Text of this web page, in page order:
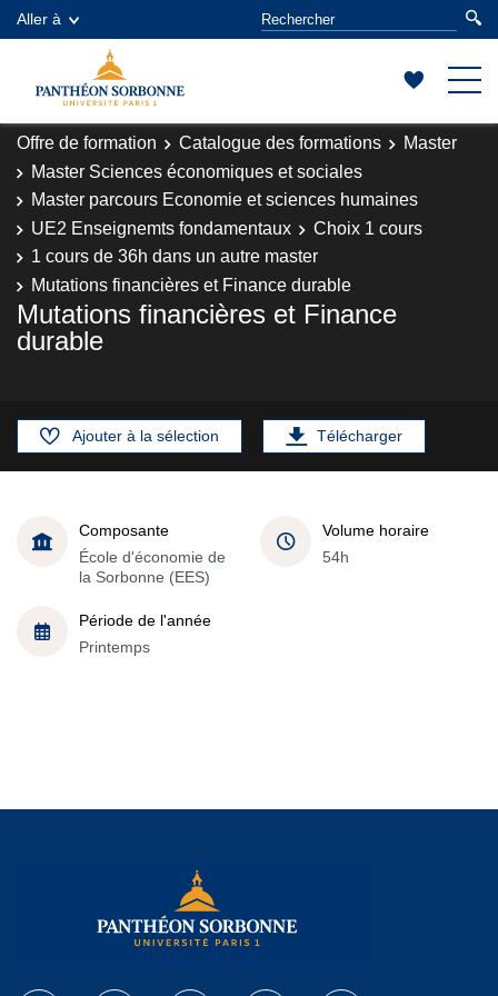
Aller à
Offre de formation Catalogue des formations
Master
Master Sciences économiques et sociales
Master parcours Economie et sciences humaines
UE2 Enseignemts fondamentaux
Choix 1 cours
1 cours de 36h dans un autre master
Mutations financières et Finance durable
Mutations financières et Finance
durable
Ajouter à la sélection Télécharger
Composante
École d'économie de
la Sorbonne (EES)
Volume horaire
54h
Période de l'année
Printemps